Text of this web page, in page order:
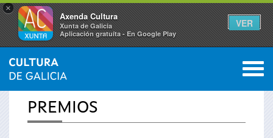
×
Axenda Cultura
Xunta de Galicia
Aplicación gratuíta - En Google Play
VER
Vostede
está
INICIO 0
PREMIOS